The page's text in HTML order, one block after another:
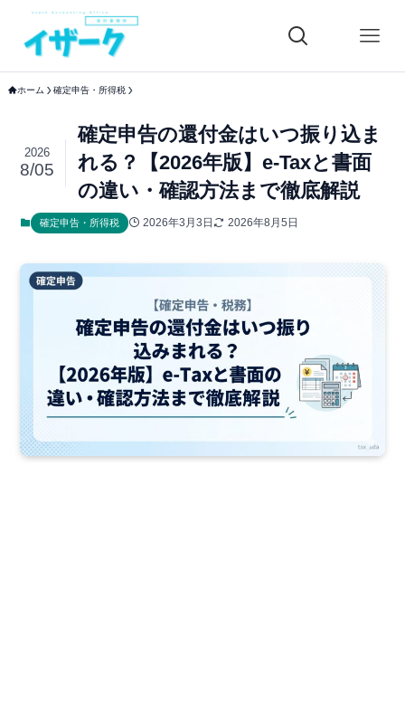
ホーム 確定申告・所得税
確定申告の還付金はいつ振り込ま
れる？【2026年版】e-Taxと書面
の違い・確認方法まで徹底解説
2026
8/05
確定申告・所得税 2026年3月3日 2026年8月5日